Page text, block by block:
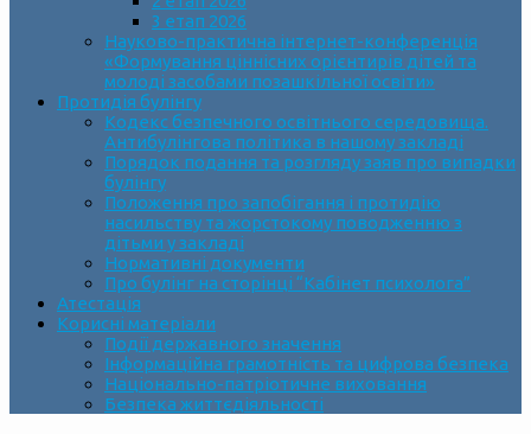
3 етап 2026
Науково-практична інтернет-конференція
«Формування ціннісних орієнтирів дітей та
молоді засобами позашкільної освіти»
Протидія булінгу
Кодекс безпечного освітнього середовища.
Антибулінгова політика в нашому закладі
Порядок подання та розгляду заяв про випадки
булінгу
Положення про запобігання і протидію
насильству та жорстокому поводженню з
дітьми у закладі
Нормативні документи
Про булінг на сторінці “Кабінет психолога”
Атестація
Корисні матеріали
Події державного значення
Інформаційна грамотність та цифрова безпека
Національно-патріотичне виховання
Безпека життєдіяльності